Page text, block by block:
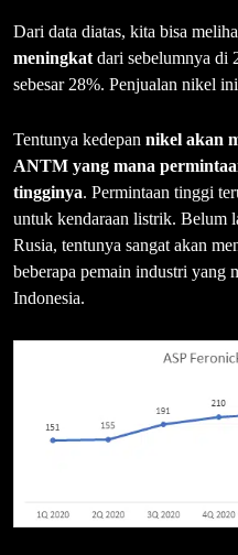
Dari data diatas, kita bisa
meningkat dari sebelumnya di
sebesar 28%. Penjualan nikel
Tentunya kedepan nikel akan
ANTM yang mana
tingginya. Permintaan tinggi
untuk kendaraan listrik. Belum
Rusia, tentunya sangat akan
beberapa pemain industri yang
Indonesia.